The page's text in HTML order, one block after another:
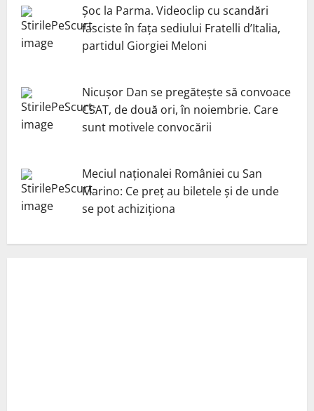
Șoc la Parma. Videoclip cu scandări
fasciste în fața sediului Fratelli d’Italia,
partidul Giorgiei Meloni
Nicuşor Dan se pregăteşte să convoace
CSAT, de două ori, în noiembrie. Care
sunt motivele convocării
Meciul naționalei României cu San
Marino: Ce preț au biletele și de unde
se pot achiziționa